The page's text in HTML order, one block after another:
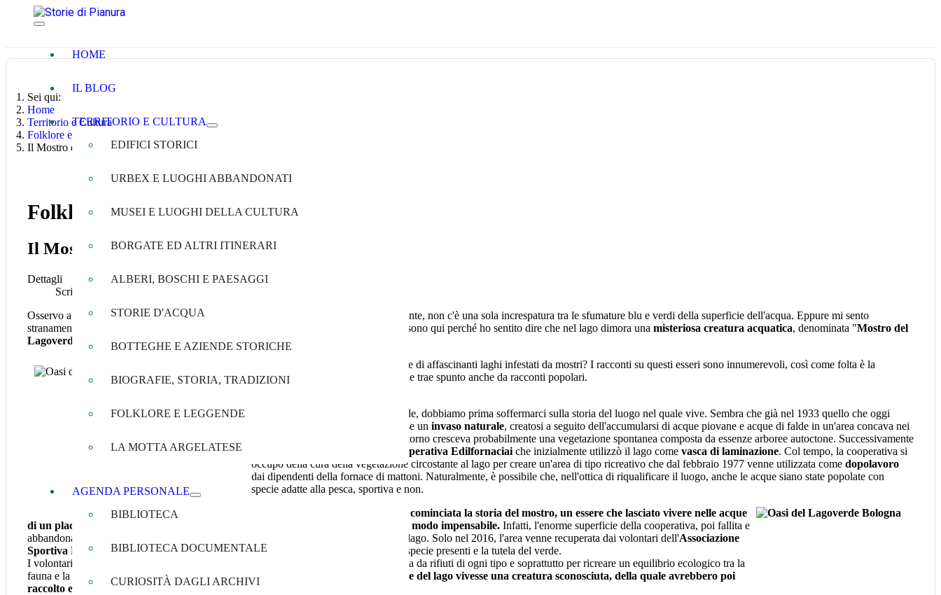
HOME
IL BLOG
TERRITORIO E CULTURA
EDIFICI STORICI
URBEX E LUOGHI ABBANDONATI
MUSEI E LUOGHI DELLA CULTURA
BORGATE ED ALTRI ITINERARI
ALBERI, BOSCHI E PAESAGGI
STORIE D'ACQUA
BOTTEGHE E AZIENDE STORICHE
BIOGRAFIE, STORIA, TRADIZIONI
FOLKLORE E LEGGENDE
LA MOTTA ARGELATESE
AGENDA PERSONALE
BIBLIOTECA
BIBLIOTECA DOCUMENTALE
CURIOSITÀ DAGLI ARCHIVI
Sei qui:
Home
Territorio e Cultura
Folklore e Leggende
Il Mostro del Lagoverde di Bologna
Folklore e Leggende
Il Mostro del Lagoverde di Bologna
Dettagli
Scritto da
Osservo a lungo la superficie del piccolo lago. E' inverno, il luogo è silenzioso, dormiente, non c'è una sola increspatura tra le sfumature blu e verdi della superficie dell'acqua. Eppure mi sento
stranamente inquieta. Mi trovo nell'
, in via Cristoforo Colombo e sono qui perché ho sentito dire che nel lago dimora una misteriosa creatura acquatica, denominata "Mostro del
Lagoverde
Quante volte abbiamo sentito parlare di affascinanti laghi infestati da mostri? I racconti su questi esseri sono innumerevoli, così come folta è la
letteratura, scientifica e narrativa, che trae spunto anche da racconti popolari.
Per parlare del Mostro del Lagoverde, dobbiamo prima soffermarci sulla storia del luogo nel quale vive. Sembra che già nel 1933 quello che oggi
conosciamo come il Lagoverde fosse un invaso naturale, creatosi a seguito dell'accumularsi di acque piovane e acque di falde in un'area concava nei
campi della futura via Colombo. Attorno cresceva probabilmente una vegetazione spontanea composta da essenze arboree autoctone. Successivamente
Cooperativa Edilfornaciai che inizialmente utilizzò il lago come vasca di laminazione. Col tempo, la cooperativa si
occupò della cura della vegetazione circostante al lago per creare un'area di tipo ricreativo che dal febbraio 1977 venne utilizzata come dopolavoro
dai dipendenti della fornace di mattoni. Naturalmente, è possibile che, nell'ottica di riqualificare il luogo, anche le acque siano state popolate con
specie adatte alla pesca, sportiva e non.
Forse è da questo momento che è cominciata la storia del mostro, un essere che lasciato vivere nelle acque
di un placido laghetto, ha poi avuto modo di crescere a dismisura e prosperare in modo impensabile. Infatti, l'enorme superficie della cooperativa, poi fallita e
abbandonata negli anni '90, venne dimenticata per oltre 15/20 anni e con essa anche il lago. Solo nel 2016, l'area venne recuperata dai volontari dell'Associazione
Sportiva Dilettantistica Oasi Lagoverdecon l'obiettivo principale del rispetto per le specie presenti e la tutela del verde.
I volontari dell'associazione hanno svolto
per ripulire l'area infestata da rifiuti di ogni tipo e soprattutto per ricreare un equilibrio ecologico tra la
fauna e la flora insediatasi nell'area da tempo.Ma non immaginavano che nelle acque del lago vivesse una creatura sconosciuta, della quale avrebbero poi
raccolto e conservato testimonianze e storie.